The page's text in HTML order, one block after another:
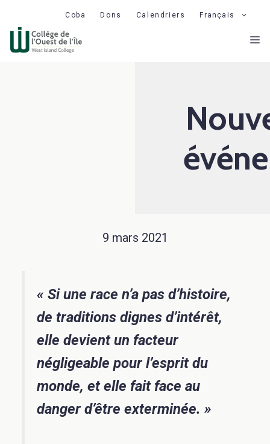
contenu
Coba Dons Calendriers Français
9 mars 2021
« Si une race n’a pas d’histoire,
de traditions dignes d’intérêt,
elle devient un facteur
négligeable pour l’esprit du
monde, et elle fait face au
danger d’être exterminée. »